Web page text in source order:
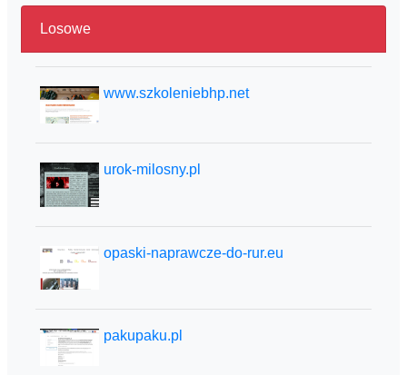
Losowe
www.szkoleniebhp.net
urok-milosny.pl
opaski-naprawcze-do-rur.eu
pakupaku.pl